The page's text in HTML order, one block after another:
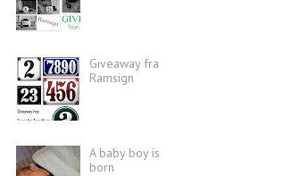
Giveaway fra
Ramsign
A baby boy is
born